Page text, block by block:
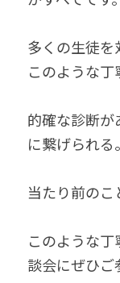
多くの生徒を
このような丁
的確な診断
に繋げられる。
当たり前のこ
このような
談会にぜひご